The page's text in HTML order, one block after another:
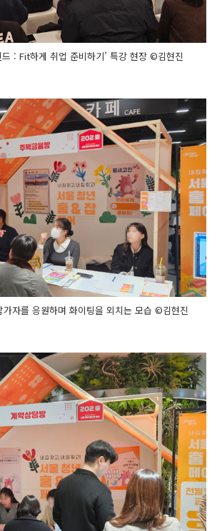
: Fit하게 취업 준비하기’ 특강 현장 ©김현진
자를 응원하며 화이팅을 외치는 모습 ©김현진